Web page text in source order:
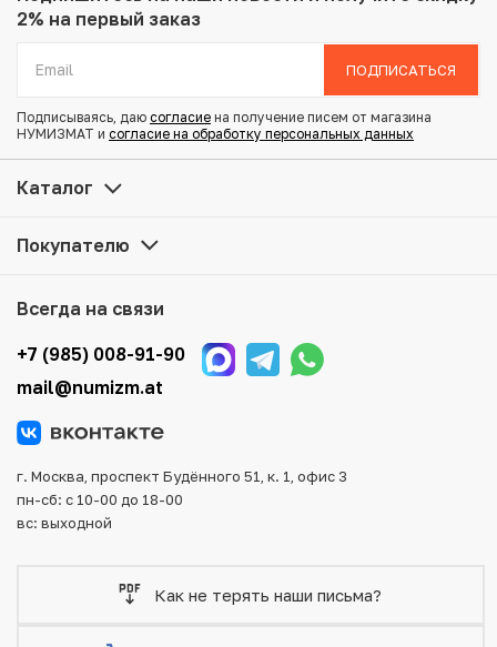
Диаметр: 16 мм
Купить 3 пула 1937 года (SH 1316) Афганистан по
привлекательной цене можно в нашем интернет-
магазине — Вам достаточно оформить заказ на сайте.
Все монеты, представленные в каталоге, находятся в
Мы доставим Ваш заказ в любой регион России, кроме
оплаты и доставки заказа. Все отправления надежно и
тщательно упаковываются, что исключает возможность
повреждения во время доставки.
2% на первый заказ
ПОДПИСАТЬСЯ
Подписываясь, даю согласие на получение писем от магазина
НУМИЗМАТ и согласие на обработку персональных данных
Каталог
Покупателю
Всегда на связи
+7 (985) 008-91-90
mail@numizm.at
г. Москва, проспект Будённого 51, к. 1, офис 3
пн-сб: с 10-00 до 18-00
вс: выходной
Как не терять наши письма?